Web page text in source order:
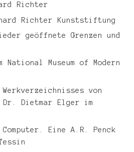
Richter
Richter Kunststiftung
geöffnete Grenzen und
Museum of Modern
Werkverzeichnisses von
Dietmar Elger im
Eine A.R. Penck